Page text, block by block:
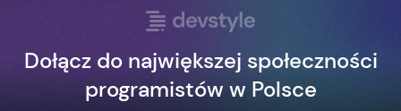
Dołącz do największej społeczności
programistów w Polsce